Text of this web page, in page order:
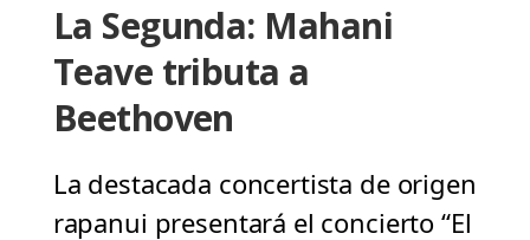
La Segunda: Mahani
Teave tributa a
Beethoven
La destacada concertista de origen
rapanui presentará el concierto “El